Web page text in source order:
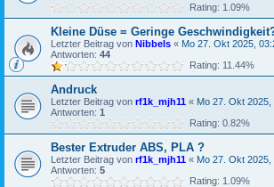
Rating: 1.09%
Kleine Düse = Geringe
Letzter Beitrag von Nibbels « Mo 27. Okt 2025,
Antworten: 44
Rating: 11.44%
Andruck
Letzter Beitrag von rf1k_mjh11 « Mo 27. Okt 2025,
Antworten: 1
Rating: 0.82%
Bester Extruder ABS, PLA ?
Letzter Beitrag von rf1k_mjh11 « Mo 27. Okt 2025,
Antworten: 5
Rating: 1.09%